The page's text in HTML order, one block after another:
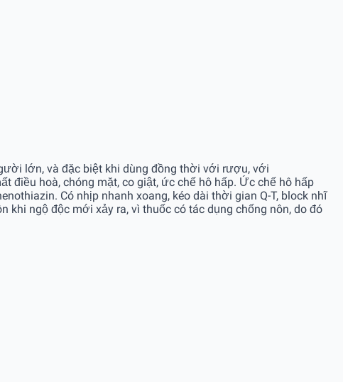
lớn, và đặc biệt khi dùng đồng thời với rượu, với
điều hoà, chóng mặt, co giật, ức chế hô hấp. Ức chế hô hấp
Có nhịp nhanh xoang, kéo dài thời gian Q-T, block nhĩ
khi ngộ độc mới xảy ra, vì thuốc có tác dụng chống nôn, do đó